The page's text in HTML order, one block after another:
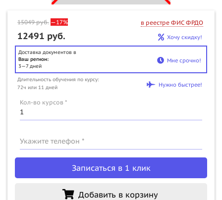
15049руб. —17% в реестре ФИС ФРДО
12491 руб. Хочу скидку!
Доставка документов в
Ваш регион:
3—7 дней
Мне срочно!
Длительность обучения по курсу:
72ч или 11 дней
Нужно быстрее!
Кол-во курсов *
Укажите телефон *
Записаться в 1 клик
Добавить в корзину